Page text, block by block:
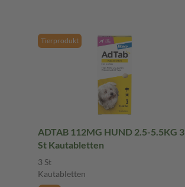
Tierprodukt
ADTAB 112MG HUND 2.5-5.5KG 3
St Kautabletten
3 St
Kautabletten